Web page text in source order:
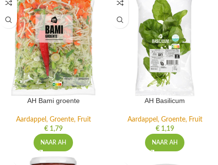
AH Bami groente
Aardappel, Groente, Fruit
€1,79
NAAR AH
AH Basilicum
Aardappel, Groente, Fruit
€1,19
NAAR AH